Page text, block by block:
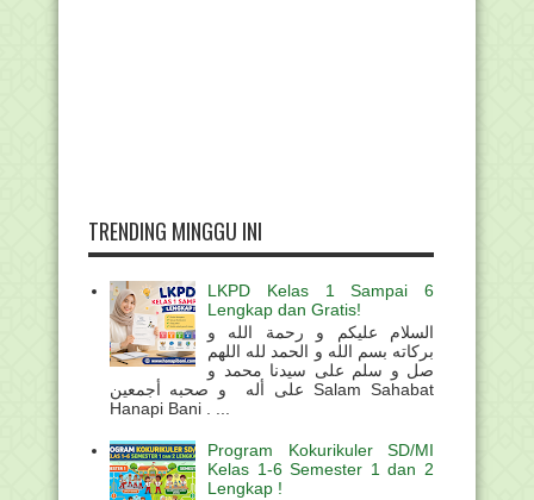
TRENDING MINGGU INI
LKPD Kelas 1 Sampai 6
Lengkap dan Gratis!
السلام عليكم و رحمة الله و
بركاته بسم الله و الحمد لله اللهم
صل و سلم على سيدنا محمد و
على أله و صحبه أجمعين Salam Sahabat
Hanapi Bani . ...
Program Kokurikuler SD/MI
Kelas 1-6 Semester 1 dan 2
Lengkap !